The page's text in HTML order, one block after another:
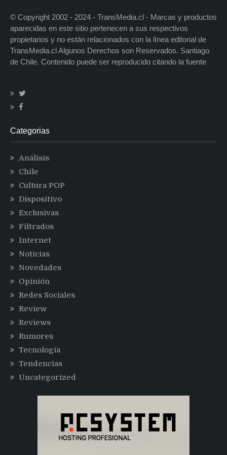
© Copyright 2002 - 2024 - TransMedia.cl - Marcas y productos
aparecidas en este sitio pertenecen a sus respectivos
propietarios y no están relacionados con la línea editorial de
TransMedia.cl Algunos Derechos son Reservados. Santiago
de Chile. Contenido puede ser reproducido citando la fuente
Categorias
Análisis
Chile
Cultura POP
Dispositivo
Exclusivas
Filtrados
Internet
Noticias
Novedades
Opinión
Redes Sociales
Review
Reviews
Rumores
Tecnología
Tendencias
Uncategorized